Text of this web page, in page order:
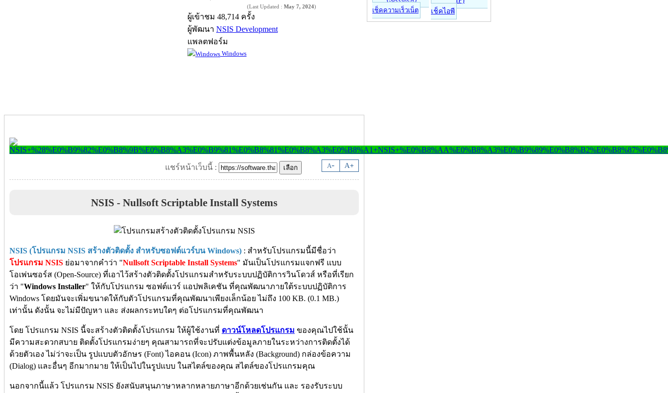
(Last Updated : May 7, 2024)
ผู้เข้าชม 48,714 ครั้ง
ผู้พัฒนา NSIS Development
แพลตฟอร์ม
Windows
A- A+
แชร์หน้าเว็บนี้ :
NSIS - Nullsoft Scriptable Install Systems
NSIS (โปรแกรม NSIS สร้างตัวติดตั้ง สำหรับซอฟต์แวร์บน Windows) : สำหรับโปรแกรมนี้มีชื่อว่า
โปรแกรม NSIS ย่อมาจากคำว่า "Nullsoft Scriptable Install Systems" มันเป็นโปรแกรมแจกฟรี แบบ
โอเพ่นซอร์ส (Open-Source) ที่เอาไว้สร้างตัวติดตั้งโปรแกรมสำหรับระบบปฏิบัติการวินโดวส์ หรือที่เรียก
ว่า "Windows Installer" ให้กับโปรแกรม ซอฟต์แวร์ แอปพลิเคชัน ที่คุณพัฒนาภายใต้ระบบปฏิบัติการ
Windows โดยมันจะเพิ่มขนาดให้กับตัวโปรแกรมที่คุณพัฒนาเพียงเล็กน้อย ไม่ถึง 100 KB. (0.1 MB.)
เท่านั้น ดังนั้น จะไม่มีปัญหา และ ส่งผลกระทบใดๆ ต่อโปรแกรมที่คุณพัฒนา
โดย โปรแกรม NSIS นี้จะสร้างตัวติดตั้งโปรแกรม ให้ผู้ใช้งานที่ ดาวน์โหลดโปรแกรม ของคุณไปใช้นั้น
มีความสะดวกสบาย ติดตั้งโปรแกรมง่ายๆ คุณสามารถที่จะปรับแต่งข้อมูลภายในระหว่างการติดตั้งได้
ด้วยตัวเอง ไม่ว่าจะเป็น รูปแบบตัวอักษร (Font) ไอคอน (Icon) ภาพพื้นหลัง (Background) กล่องข้อความ
(Dialog) และอื่นๆ อีกมากมาย ให้เป็นไปในรูปแบบ ในสไตล์ของคุณ สไตล์ของโปรแกรมคุณ
นอกจากนี้แล้ว โปรแกรม NSIS ยังสนับสนุนภาษาหลากหลายภาษาอีกด้วยเช่นกัน และ รองรับระบบ
เช็คความเร็วเน็ต เช็คไอพี